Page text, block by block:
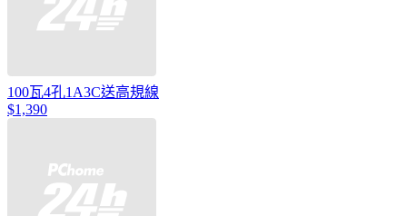
100瓦4孔1A3C送高規線
$1,390